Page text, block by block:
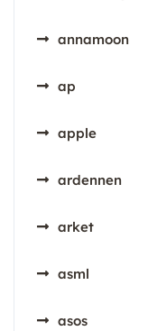
annamoon
ap
apple
ardennen
arket
asml
asos